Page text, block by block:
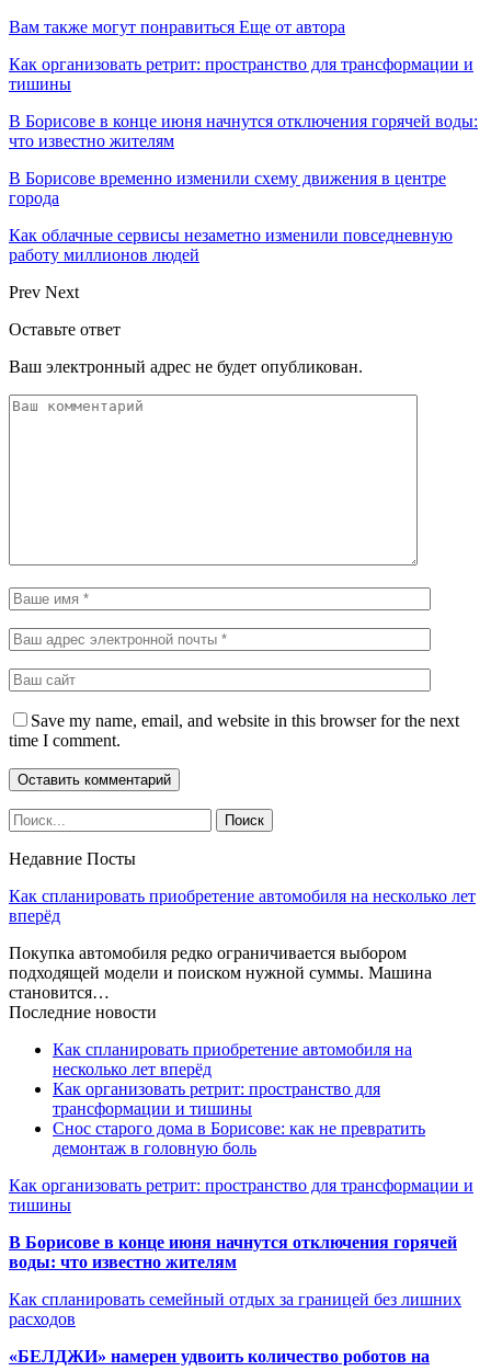
Вам также могут понравиться Еще от автора
Как организовать ретрит: пространство для трансформации и
тишины
В Борисове в конце июня начнутся отключения горячей воды:
что известно жителям
В Борисове временно изменили схему движения в центре
города
Как облачные сервисы незаметно изменили повседневную
работу миллионов людей
Prev Next
Оставьте ответ
Ваш электронный адрес не будет опубликован.
Save my name, email, and website in this browser for the next
time I comment.
Недавние Посты
Как спланировать приобретение автомобиля на несколько лет
вперёд
Покупка автомобиля редко ограничивается выбором
подходящей модели и поиском нужной суммы. Машина
становится…
Последние новости
Как спланировать приобретение автомобиля на
несколько лет вперёд
Как организовать ретрит: пространство для
трансформации и тишины
Снос старого дома в Борисове: как не превратить
демонтаж в головную боль
Как организовать ретрит: пространство для трансформации и
тишины
В Борисове в конце июня начнутся отключения горячей
воды: что известно жителям
Как спланировать семейный отдых за границей без лишних
расходов
«БЕЛДЖИ» намерен удвоить количество роботов на